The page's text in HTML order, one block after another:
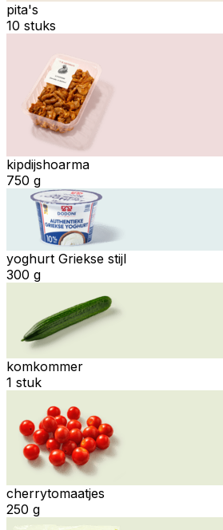
pita's
10 stuks
kipdijshoarma
750 g
yoghurt Griekse stijl
300 g
komkommer
1 stuk
cherrytomaatjes
250 g